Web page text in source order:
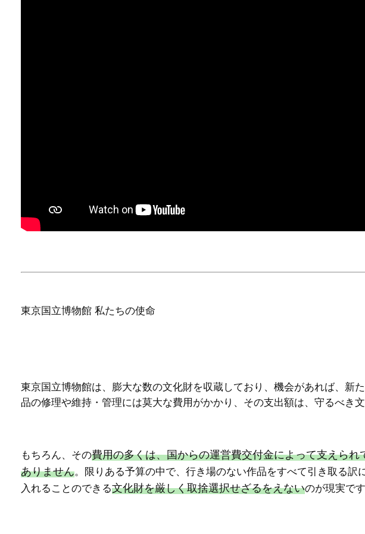
東京国立博物館 私たちの使命
東京国立博物館は、膨大な数の文化財を収蔵しており、機会があれば、新
品の修理や維持・管理には莫大な費用がかかり、その支出額は、守るべき
もちろん、その費用の多くは、国からの運営費交付金によって支えられ
ありません。限りある予算の中で、行き場のない作品をすべて引き取る
入れることのできる文化財を厳しく取捨選択せざるをえないのが現実です